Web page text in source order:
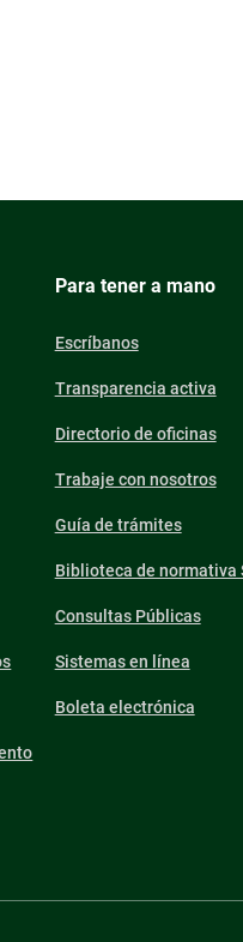
Para tener a mano
Escríbanos
Transparencia activa
Directorio de oficinas
Trabaje con nosotros
Guía de trámites
Biblioteca de normativa
Consultas Públicas
Sistemas en línea
Boleta electrónica